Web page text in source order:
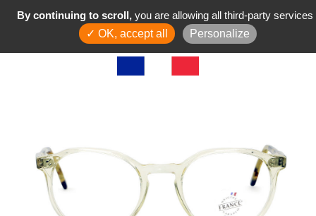
By continuing to scroll, you are allowing all third-party services
✓ OK, accept all
Personalize